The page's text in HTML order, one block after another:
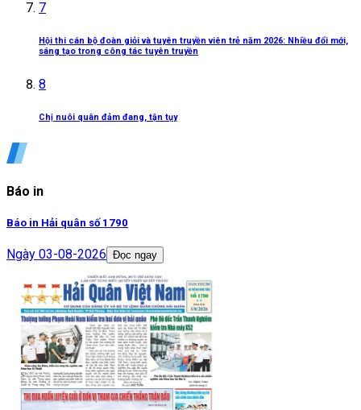
7
Hội thi cán bộ đoàn giỏi và tuyên truyền viên trẻ năm 2026: Nhiều đổi mới,
sáng tạo trong công tác tuyên truyền
8
Chị nuôi quân đảm đang, tận tụy
Báo in
Báo in Hải quân số 1790
Ngày 03-08-2026 Đọc ngay